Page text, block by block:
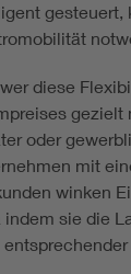
gesteuert,
diese
gezielt
oder
mit
winken
indem sie die